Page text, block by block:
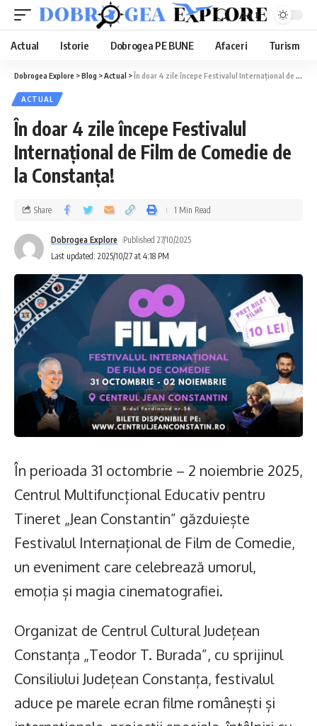
Aa
Actual Istorie Dobrogea PE BUNE Afaceri Turism
Dobrogea Explore >Blog >Actual >În doar 4 zile începe Festivalul Internațional de Film de Comedie de la Constanța!
ACTUAL
În doar 4 zile începe Festivalul
Internațional de Film de Comedie de
la Constanța!
Last updated: 2025/10/27 at 4:18 PM
Dobrogea Explore Published 27/10/2025
Share 1 Min Read
În perioada 31 octombrie – 2 noiembrie 2025,
Centrul Multifuncțional Educativ pentru
Tineret „Jean Constantin” găzduiește
Festivalul Internațional de Film de Comedie,
un eveniment care celebrează umorul,
emoția și magia cinematografiei.
Organizat de Centrul Cultural Județean
Constanța „Teodor T. Burada”, cu sprijinul
Consiliului Județean Constanța, festivalul
aduce pe marele ecran filme românești și